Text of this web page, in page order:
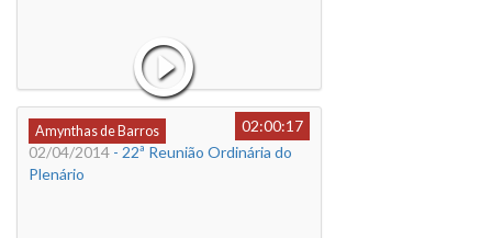
Amynthas de Barros
02:00:17
02/04/2014 - 22ª Reunião Ordinária do
Plenário